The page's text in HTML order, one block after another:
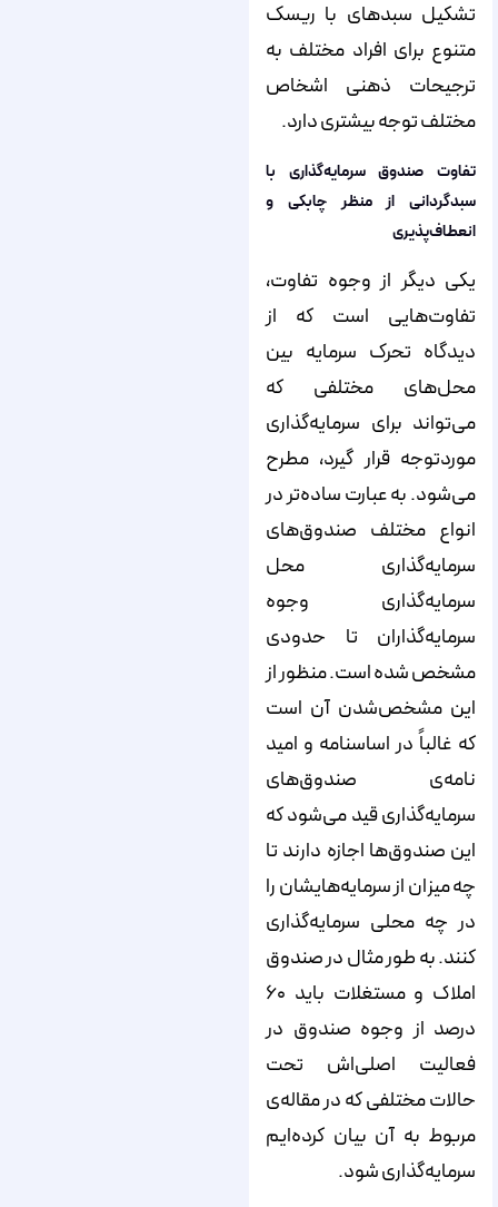
تشکیل سبد‌های با ریسک
متنوع برای افراد مختلف به
ترجیحات ذهنی اشخاص
مختلف توجه بیشتری دارد.
تفاوت صندوق سرمایه‌گذاری با
سبدگردانی از منظر چابکی و
انعطاف‌پذیری
یکی دیگر از وجوه تفاوت،
تفاوت‌هایی است که از
دیدگاه تحرک سرمایه بین
محل‌های مختلفی که
می‌تواند برای سرمایه‌گذاری
موردتوجه قرار گیرد، مطرح
می‌شود. به عبارت ساده‌تر در
انواع مختلف صندوق‌های
سرمایه‌گذاری محل
سرمایه‌گذاری وجوه
سرمایه‌گذاران تا حدودی
مشخص شده است. منظور از
این مشخص‌شدن آن است
که غالباً در اساسنامه و امید
نامه‌ی صندوق‌های
سرمایه‌گذاری قید می‌شود که
این صندوق‌ها اجازه دارند تا
چه میزان از سرمایه‌هایشان را
در چه محلی سرمایه‌گذاری
کنند. به طور مثال در صندوق
املاک و مستغلات باید ۶۰
درصد از وجوه صندوق در
فعالیت اصلی‌اش تحت
حالات مختلفی که در مقاله‌ی
مربوط به آن بیان کرده‌ایم
سرمایه‌گذاری شود.